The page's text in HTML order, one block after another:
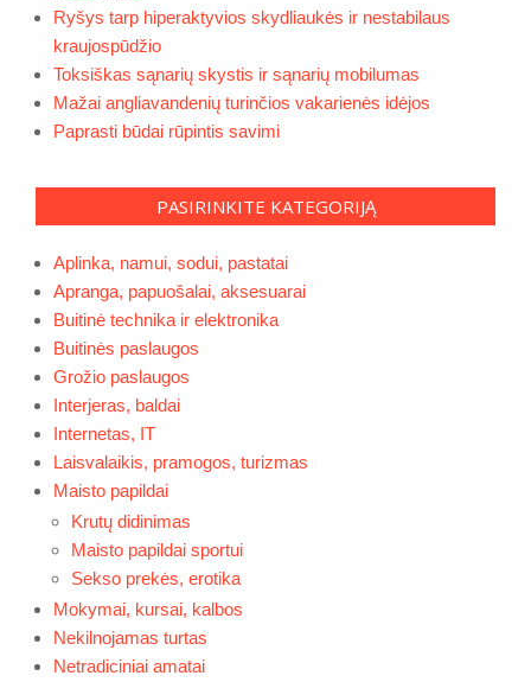
Ryšys tarp hiperaktyvios skydliaukės ir nestabilaus
kraujospūdžio
Toksiškas sąnarių skystis ir sąnarių mobilumas
Mažai angliavandenių turinčios vakarienės idėjos
Paprasti būdai rūpintis savimi
PASIRINKITE KATEGORIJĄ
Aplinka, namui, sodui, pastatai
Apranga, papuošalai, aksesuarai
Buitinė technika ir elektronika
Buitinės paslaugos
Grožio paslaugos
Interjeras, baldai
Internetas, IT
Laisvalaikis, pramogos, turizmas
Maisto papildai
Krutų didinimas
Maisto papildai sportui
Sekso prekės, erotika
Mokymai, kursai, kalbos
Nekilnojamas turtas
Netradiciniai amatai